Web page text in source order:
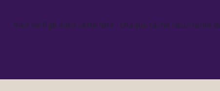
Rien de figé dans cette liste : chaque tâche